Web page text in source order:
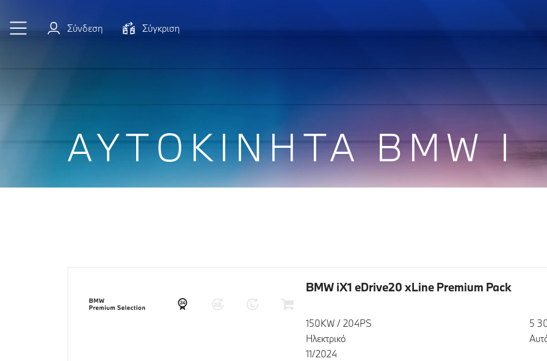
Σύνδεση
Σύγκριση
ΑΥΤΟΚΊΝΗΤΑ BMW I
BMW iX1 eDrive20 xLine Premium Pack
150KW / 204PS
Ηλεκτρικό
11/2024
5